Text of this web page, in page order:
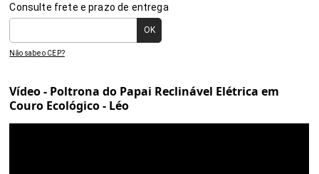
Consulte frete e prazo de entrega
Não sabe o CEP?
Vídeo - Poltrona do Papai Reclinável Elétrica em
Couro Ecológico - Léo